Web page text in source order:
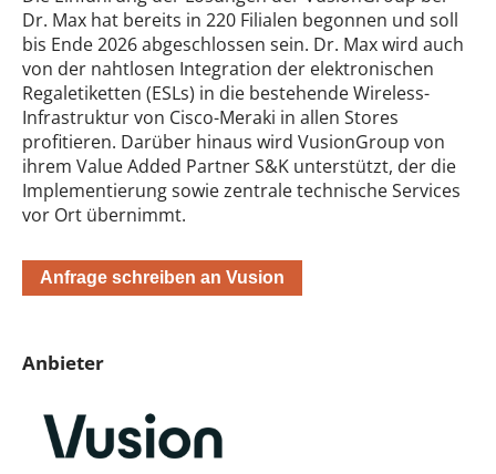
Dr. Max hat bereits in 220 Filialen begonnen und soll
bis Ende 2026 abgeschlossen sein. Dr. Max wird auch
von der nahtlosen Integration der elektronischen
Regaletiketten (ESLs) in die bestehende Wireless-
Infrastruktur von Cisco-Meraki in allen Stores
profitieren. Darüber hinaus wird VusionGroup von
ihrem Value Added Partner S&K unterstützt, der die
Implementierung sowie zentrale technische Services
vor Ort übernimmt.
Anfrage schreiben an Vusion
Anbieter